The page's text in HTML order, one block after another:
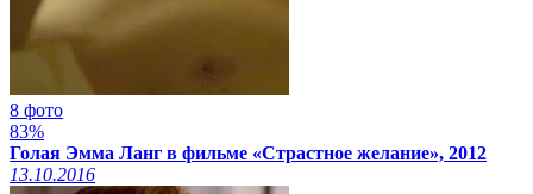
8 фото
83%
Голая Эмма Ланг в фильме «Страстное желание», 2012
13.10.2016